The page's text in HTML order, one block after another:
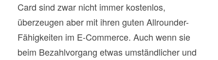
Card sind zwar nicht immer kostenlos,
überzeugen aber mit ihren guten Allrounder-
Fähigkeiten im E-Commerce. Auch wenn sie
beim Bezahlvorgang etwas umständlicher und